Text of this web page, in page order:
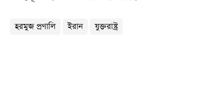
হরমুজ প্রণালি ইরান যুক্তরাষ্ট্র